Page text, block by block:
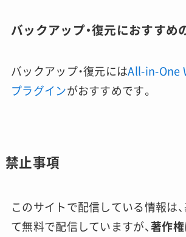
バックアップ・復元におすすめ
バックアップ・復元にはAll-in-One
プラグインがおすすめです。
禁止事項
このサイトで配信している情報は
て無料で配信していますが、著作